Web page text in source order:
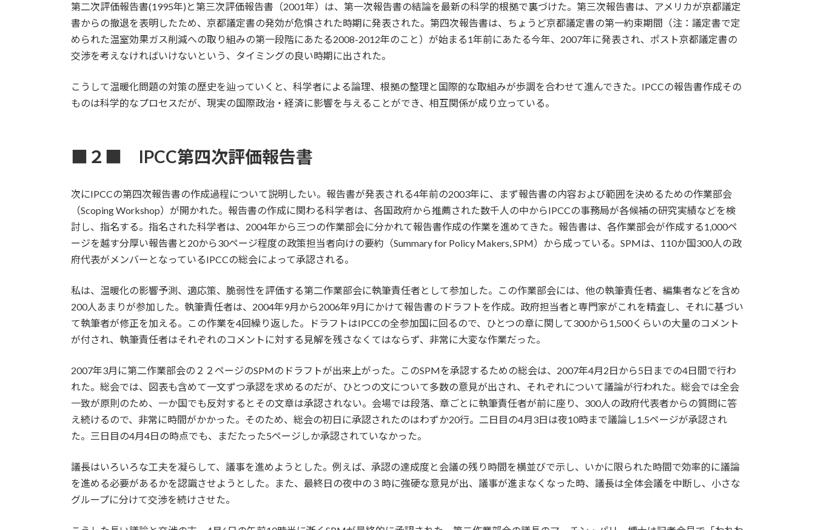
第二次評価報告書(1995年)と第三次評価報告書（2001年）は、第一次報告書の結論を最新の科学的根拠で裏づけた。第三次報告書は、アメリカが京都議定
書からの撤退を表明したため、京都議定書の発効が危惧された時期に発表された。第四次報告書は、ちょうど京都議定書の第一約束期間（注：議定書で定
められた温室効果ガス削減への取り組みの第一段階にあたる2008-2012年のこと）が始まる1年前にあたる今年、2007年に発表され、ポスト京都議定書の
交渉を考えなければいけないという、タイミングの良い時期に出された。
こうして温暖化問題の対策の歴史を辿っていくと、科学者による論理、根拠の整理と国際的な取組みが歩調を合わせて進んできた。IPCCの報告書作成その
ものは科学的なプロセスだが、現実の国際政治・経済に影響を与えることができ、相互関係が成り立っている。
■２■ IPCC第四次評価報告書
次にIPCCの第四次報告書の作成過程について説明したい。報告書が発表される4年前の2003年に、まず報告書の内容および範囲を決めるための作業部会
（Scoping Workshop）が開かれた。報告書の作成に関わる科学者は、各国政府から推薦された数千人の中からIPCCの事務局が各候補の研究実績などを検
討し、指名する。指名された科学者は、2004年から三つの作業部会に分かれて報告書作成の作業を進めてきた。報告書は、各作業部会が作成する1,000ペ
ージを越す分厚い報告書と20から30ページ程度の政策担当者向けの要約（Summary for Policy Makers, SPM）から成っている。SPMは、110か国300人の政
府代表がメンバーとなっているIPCCの総会によって承認される。
私は、温暖化の影響予測、適応策、脆弱性を評価する第二作業部会に執筆責任者として参加した。この作業部会には、他の執筆責任者、編集者などを含め
200人あまりが参加した。執筆責任者は、2004年9月から2006年9月にかけて報告書のドラフトを作成。政府担当者と専門家がこれを精査し、それに基づい
て執筆者が修正を加える。この作業を4回繰り返した。ドラフトはIPCCの全参加国に回るので、ひとつの章に関して300から1,500くらいの大量のコメント
が付され、執筆責任者はそれぞれのコメントに対する見解を残さなくてはならず、非常に大変な作業だった。
2007年3月に第二作業部会の２２ページのSPMのドラフトが出来上がった。このSPMを承認するための総会は、2007年4月2日から5日までの4日間で行わ
れた。総会では、図表も含めて一文ずつ承認を求めるのだが、ひとつの文について多数の意見が出され、それぞれについて議論が行われた。総会では全会
一致が原則のため、一か国でも反対するとその文章は承認されない。会場では段落、章ごとに執筆責任者が前に座り、300人の政府代表者からの質問に答
え続けるので、非常に時間がかかった。そのため、総会の初日に承認されたのはわずか20行。二日目の4月3日は夜10時まで議論し1.5ページが承認され
た。三日目の4月4日の時点でも、まだたった5ページしか承認されていなかった。
議長はいろいろな工夫を凝らして、議事を進めようとした。例えば、承認の達成度と会議の残り時間を横並びで示し、いかに限られた時間で効率的に議論
を進める必要があるかを認識させようとした。また、最終日の夜中の３時に強硬な意見が出、議事が進まなくなった時、議長は全体会議を中断し、小さな
グループに分けて交渉を続けさせた。